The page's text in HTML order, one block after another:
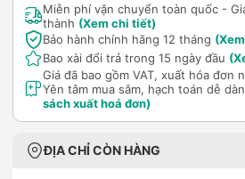
Miễn phí vận chuyển toàn quốc -
thành (Xem chi tiết)
Bảo hành chính hãng 12 tháng
Bao xài đổi trả trong 15 ngày đầu
Giá đã bao gồm VAT, xuất hóa đơn
Yên tâm mua sắm, hạch toán dễ
sách xuất hoá đơn)
ĐỊA CHỈ CÒN HÀNG